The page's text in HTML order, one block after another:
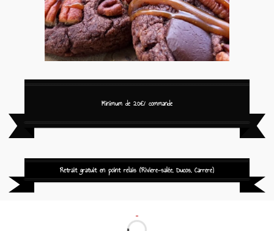
Minimum de 20€/ commande
Retrait gratuit en point relais (Riviere-salée, Ducos, Carrere)